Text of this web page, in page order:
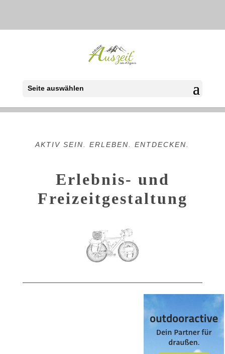
Seite auswählen
Freizeitangebote im
Allgäu
AKTIV SEIN. ERLEBEN. ENTDECKEN.
Erlebnis- und
Freizeitgestaltung